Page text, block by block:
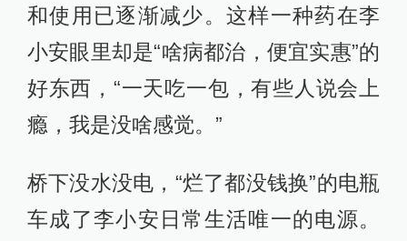
和使用已逐渐减少。这样一种药在李
小安眼里却是“啥病都治，便宜实惠”的
好东西，“一天吃一包，有些人说会上
瘾，我是没啥感觉。”
桥下没水没电，“烂了都没钱换”的电瓶
车成了李小安日常生活唯一的电源。